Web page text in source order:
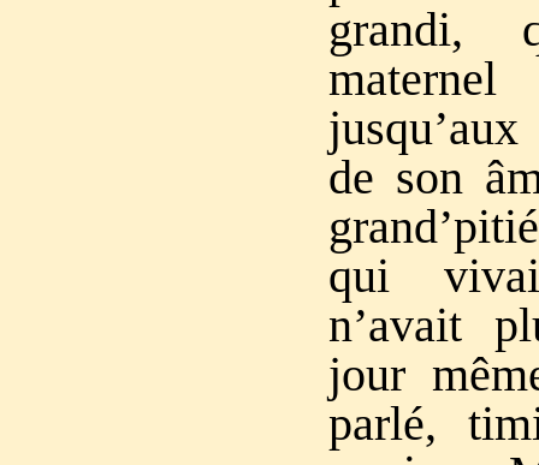
grandi,
de son
qui
n’avait
jour
parlé,